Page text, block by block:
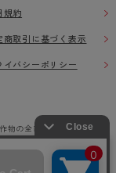
規約
商取引に基づく表示
イバシーポリシー
物の全部または一部をアツ